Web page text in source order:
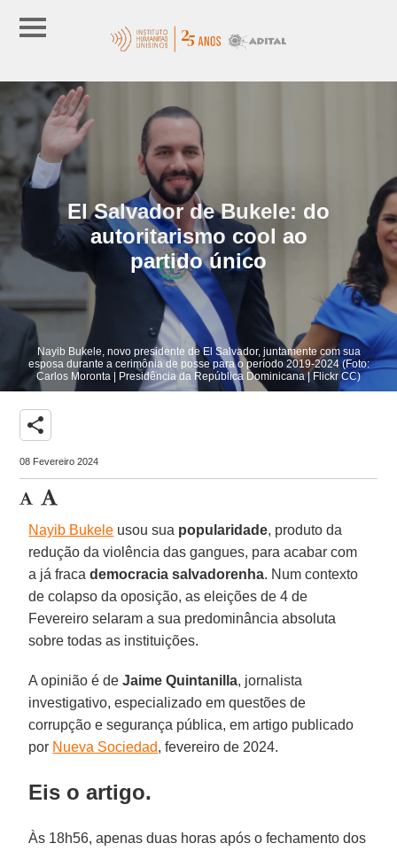
El Salvador de Bukele: do
autoritarismo cool ao
partido único
Nayib Bukele, novo presidente de El Salvador, juntamente com sua
esposa durante a cerimônia de posse para o período 2019-2024 (Foto:
Carlos Moronta | Presidência da República Dominicana | Flickr CC)
share
08 Fevereiro 2024
Nayib Bukele usou sua popularidade, produto da
redução da violência das gangues, para acabar com
a já fracademocracia salvadorenha. Num contexto
de colapso da oposição, as eleições de 4 de
Fevereiro selaram a sua predominância absoluta
sobre todas as instituições.
A opinião é deJaime Quintanilla, jornalista
investigativo, especializado em questões de
corrupção e segurança pública, em artigo publicado
por Nueva Sociedad, fevereiro de 2024.
Eis o artigo.
Às 18h56, apenas duas horas após o fechamento dos